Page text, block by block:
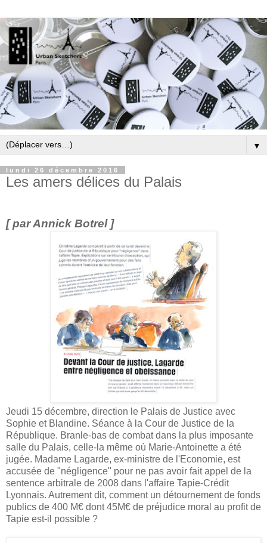
▼
lundi 26 décembre 2016
Les amers délices du Palais
[ par Annick Botrel ]
Jeudi 15 décembre, direction le Palais de Justice avec
Sophie et Blandine. Séance à la Cour de Justice de la
République. Branle-bas de combat dans la plus imposante
salle du Palais, celle-la même où Marie-Antoinette a été
jugée. Madame Lagarde, ex-ministre de l'Economie, est
accusée de "négligence" pour ne pas avoir fait appel de la
sentence arbitrale de 2008 dans l'affaire Tapie-Crédit
Lyonnais. Autrement dit, comment un détournement de fonds
publics de 400 M€ dont 45M€ de préjudice moral au profit de
Tapie est-il possible ?